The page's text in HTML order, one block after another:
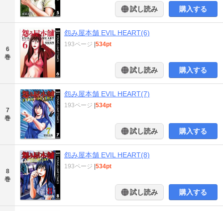
試し読み 購入する
6
巻
怨み屋本舗 EVIL HEART(6)
193ページ |534pt
試し読み 購入する
7
巻
怨み屋本舗 EVIL HEART(7)
193ページ |534pt
試し読み 購入する
8
巻
怨み屋本舗 EVIL HEART(8)
193ページ |534pt
試し読み 購入する